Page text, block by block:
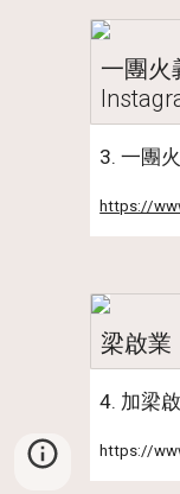
一團火
3. 一團
https://
梁啟業
4. 加梁
https://